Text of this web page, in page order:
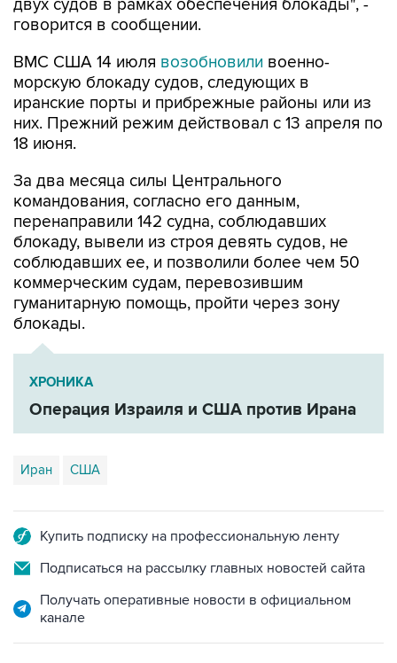
ВМС США 14 июлявозобновили
иранские порты и прибрежные районы или из
них. Прежний режим действовал с 13 апреля по
18 июня.
За два месяца силы Центрального
перенаправили 142 судна, соблюдавших
блокаду, вывели из строя девять судов, не
соблюдавших ее, и позволили более чем 50
коммерческим судам, перевозившим
гуманитарную помощь, пройти через зону
блокады.
ХРОНИКА
Операция Израиля и США против Ирана
Иран США
Подписаться на рассылку главных новостей сайта
Получать оперативные новости в официальном